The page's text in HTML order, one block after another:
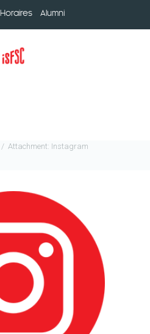
Horaires Alumni
Attachment: Instagram